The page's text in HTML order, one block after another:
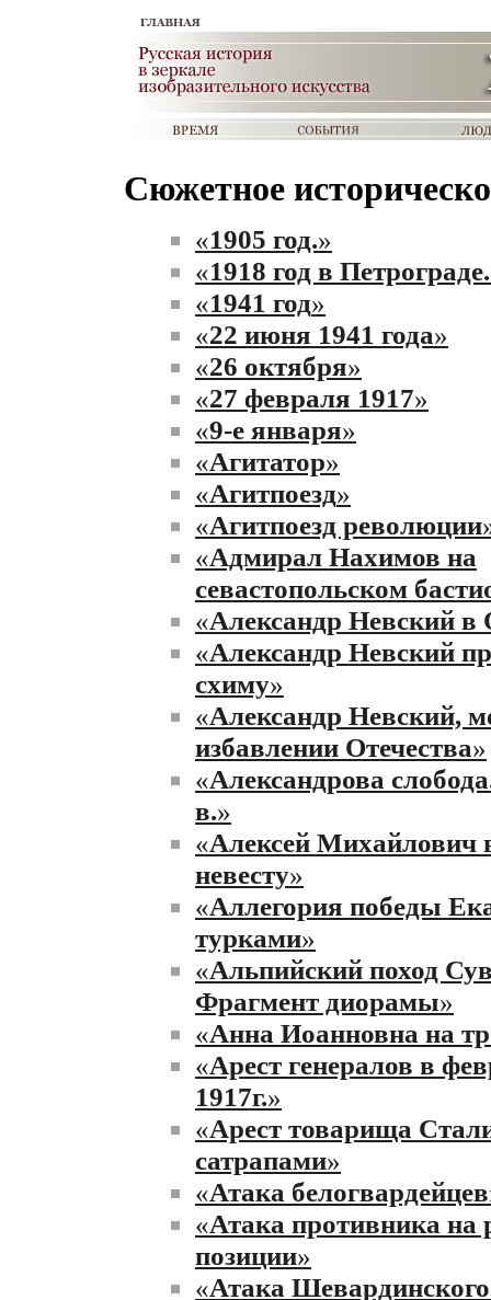
Сюжетное
«1905 год.»
«1918 год в Петрограде.
«1941 год»
«22 июня 1941 года»
«26 октября»
«27 февраля 1917»
«9-е января»
«Агитатор»
«Агитпоезд»
«Агитпоезд революции
«Адмирал Нахимов на
севастопольском
«Александр Невский в
«Александр Невский
схиму»
«Александр Невский,
избавлении Отечества»
«Александрова
в.»
«Алексей Михайлович
невесту»
«Аллегория победы
турками»
«Альпийский поход
Фрагмент диорамы»
«Анна Иоанновна на
«Арест генералов в
1917г.»
«Арест товарища
сатрапами»
«Атака белогвардейцев
«Атака противника на
позиции»
«Атака